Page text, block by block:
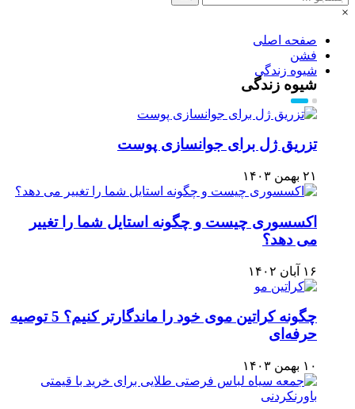
×
صفحه اصلی
فشن
شیوه زندگی
شیوه زندگی
تزریق ژل برای جوانسازی پوست
۲۱ بهمن ۱۴۰۳
اکسسوری چیست و چگونه استایل شما را تغییر
می دهد؟
۱۶ آبان ۱۴۰۲
چگونه کراتین موی خود را ماندگارتر کنیم؟ 5 توصیه
حرفه‌ای
۱۰ بهمن ۱۴۰۳